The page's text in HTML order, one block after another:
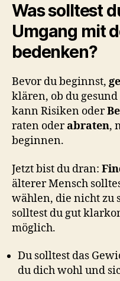
Was solltest
Umgang mit
bedenken?
Bevor du beginnst,
klären, ob du
kann Risiken oder
raten oderabraten,
beginnen.
Jetzt bist du dran:
älterer Mensch
wählen, die nicht zu
solltest du gut
möglich.
Du solltest das
du dich wohl und